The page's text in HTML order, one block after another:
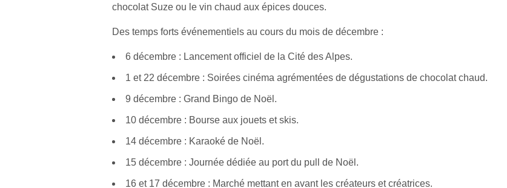
chocolat Suze ou le vin chaud aux épices douces.
Des temps forts événementiels au cours du mois de décembre :
6 décembre : Lancement officiel de la Cité des Alpes.
1 et 22 décembre : Soirées cinéma agrémentées de dégustations de chocolat chaud.
9 décembre : Grand Bingo de Noël.
10 décembre : Bourse aux jouets et skis.
14 décembre : Karaoké de Noël.
15 décembre : Journée dédiée au port du pull de Noël.
16 et 17 décembre : Marché mettant en avant les créateurs et créatrices.